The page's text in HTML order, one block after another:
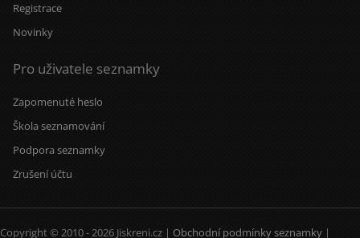
Registrace
Novinky
Pro uživatele seznamky
Zapomenuté heslo
Škola seznamování
Podpora seznamky
Zrušení účtu
Copyright © 2010 - 2026 Jiskreni.cz | Obchodní podmínky seznamky |